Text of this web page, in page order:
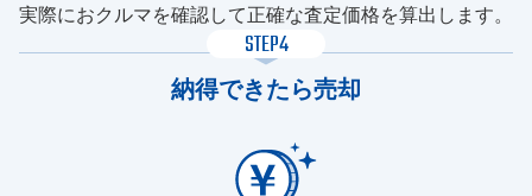
実際におクルマを確認して正確な査定価格を算出します。
STEP4
納得できたら売却